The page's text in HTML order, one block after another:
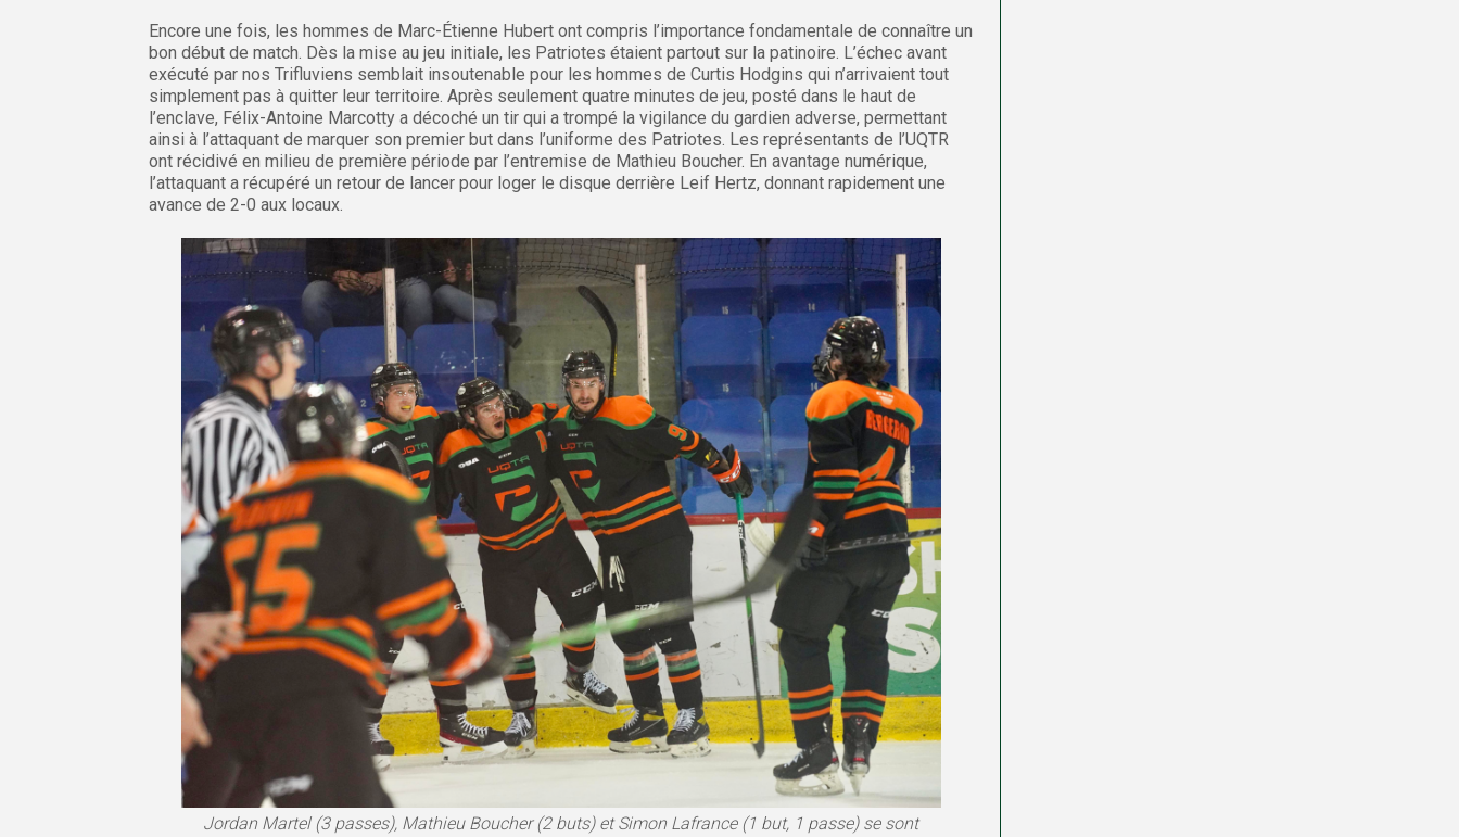
Encore une fois, les hommes de Marc-Étienne Hubert ont compris l’importance fondamentale de connaître un
bon début de match. Dès la mise au jeu initiale, les Patriotes étaient partout sur la patinoire. L’échec avant
exécuté par nos Trifluviens semblait insoutenable pour les hommes de Curtis Hodgins qui n’arrivaient tout
simplement pas à quitter leur territoire. Après seulement quatre minutes de jeu, posté dans le haut de
l’enclave, Félix-Antoine Marcotty a décoché un tir qui a trompé la vigilance du gardien adverse, permettant
ainsi à l’attaquant de marquer son premier but dans l’uniforme des Patriotes. Les représentants de l’UQTR
ont récidivé en milieu de première période par l’entremise de Mathieu Boucher. En avantage numérique,
l’attaquant a récupéré un retour de lancer pour loger le disque derrière Leif Hertz, donnant rapidement une
avance de 2-0 aux locaux.
Jordan Martel (3 passes), Mathieu Boucher (2 buts) et Simon Lafrance (1 but, 1 passe) se sont